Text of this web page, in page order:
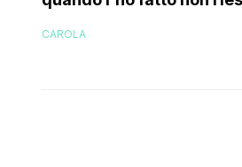
CAROLA